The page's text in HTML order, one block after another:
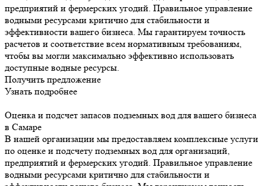
предприятий и фермерских угодий. Правильное управление
водными ресурсами критично для стабильности и
эффективности вашего бизнеса. Мы гарантируем точность
расчетов и соответствие всем нормативным требованиям,
чтобы вы могли максимально эффективно использовать
доступные водные ресурсы.
Получить предложение
Узнать подробнее
Оценка и подсчет запасов подземных вод для вашего бизнеса
в Самаре
В нашей организации мы предоставляем комплексные услуги
по оценке и подсчету подземных вод для организаций,
предприятий и фермерских угодий. Правильное управление
водными ресурсами критично для стабильности и